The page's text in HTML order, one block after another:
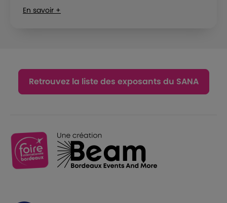
En savoir +
Retrouvez la liste des exposants du SANA